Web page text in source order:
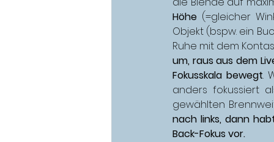
Höhe (=gleicher
Objekt (bspw. ein
Ruhe mit dem
um, raus aus dem
Fokusskala bewegt.
anders fokussiert
gewählten
nach links, dann
Back-Fokus vor.